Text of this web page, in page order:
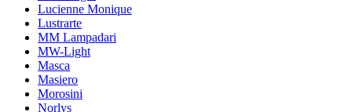
Lucienne Monique
Lustrarte
MM Lampadari
MW-Light
Masca
Masiero
Morosini
Norlys